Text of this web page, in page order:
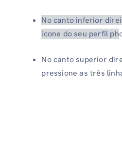
No canto inferior
ícone do seu perfil ph
No canto superior
pressione as três